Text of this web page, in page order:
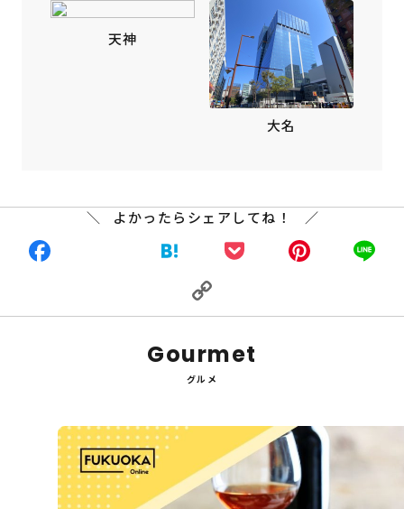
天神
大名
よかったらシェアしてね！
Facebook HatenaPocket
Link
Gourmet
グルメ